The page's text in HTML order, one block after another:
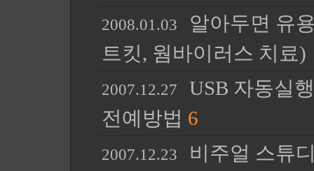
2008.01.03
알아두면 유
트킷, 웜바이러스 치료)
2007.12.27
USB 자동실
전예방법 6
2007.12.23
비주얼 스튜